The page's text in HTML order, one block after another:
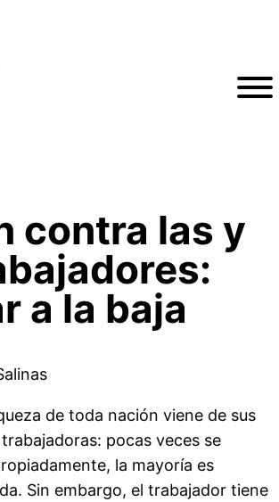
contra las y
a la baja
de toda nación viene de sus
pocas veces se
la mayoría es
Sin embargo, el trabajador tiene